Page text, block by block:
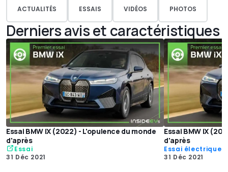
ACTUALITÉS ESSAIS VIDÉOS PHOTOS
Derniers avis et caractéristiques
Essai BMW iX (2022) - L'opulence du monde
d'après
Essai
31 Déc 2021
Essai BMW iX
d'après
Essai électriques
31 Déc 2021